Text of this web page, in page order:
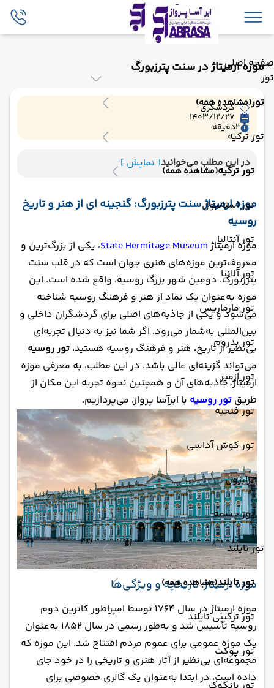
صفحه اصلی
تور
تور(مشاهده همه)
تور ترکیه
تور ترکیه(مشاهده همه)
تور استانبول
تور آنتالیا
تور آلانیا
تور مارماریس
تور بدروم
تور ازمیر
تور فتحیه
تور کوش آداسی
ترابزون
تور چشمه
تور تایلند
تور تایلند(مشاهده همه)
تور ترکیبی تایلند
تور پوکت
موزه ارمیتاژ در سنت پترزبورگ
گردشگری
1403/12/27
2دقیقه
در این مطلب می‌خوانید[ نمایش ]
موزه ارمیتاژ سنت پترزبورگ: گنجینه ای از هنر و تاریخ
روسیه
موزه ارمیتاژState Hermitage Museum، یکی از بزرگ‌ترین و
معروف‌ترین موزه‌های هنری جهان است که در قلب سنت
پترزبورگ، دومین شهر بزرگ روسیه، واقع شده است. این
موزه به‌عنوان یک نماد از هنر و فرهنگ روسیه شناخته
می‌شود و یکی از جاذبه‌های اصلی برای گردشگران داخلی و
بین‌المللی به‌شمار می‌رود. اگر شما نیز به دنبال تجربه‌ای
بی‌نظیر از تاریخ، هنر و فرهنگ روسیه هستید، تور روسیه
می‌تواند گزینه‌ای عالی باشد. در این مطلب، به معرفی موزه
ارمیتاژ، جاذبه‌های آن و همچنین نحوه تجربه این مکان از
طریق تور روسیه با ابرآسا پرواز، می‌پردازیم.
موزه ارمیتاژ: تاریخچه و ویژگی‌ها
موزه ارمیتاژ در سال 1764 توسط امپراطور کاترین دوم
روسیه تأسیس شد و به‌طور رسمی در سال 1852 به‌عنوان
یک موزه عمومی برای عموم مردم افتتاح شد. این موزه که
مجموعه‌ای بی‌نظیر از آثار هنری و تاریخی را در خود جای
داده است، در ابتدا به‌عنوان یک گالری خصوصی برای